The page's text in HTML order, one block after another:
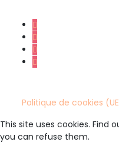
Politique de cookies
This site uses cookies. Find
you can refuse them.